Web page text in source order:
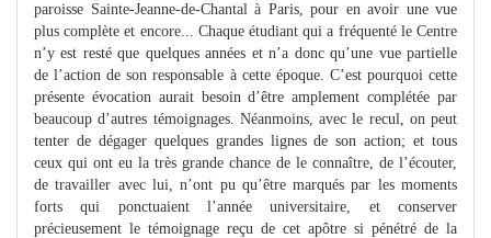
paroisse Sainte-Jeanne-de-Chantal à Paris, pour en avoir une vue
plus complète et encore... Chaque étudiant qui a fréquenté le Centre
n’y est resté que quelques années et n’a donc qu’une vue partielle
de l’action de son responsable à cette époque. C’est pourquoi cette
présente évocation aurait besoin d’être amplement complétée par
beaucoup d’autres témoignages. Néanmoins, avec le recul, on peut
tenter de dégager quelques grandes lignes de son action; et tous
ceux qui ont eu la très grande chance de le connaître, de l’écouter,
de travailler avec lui, n’ont pu qu’être marqués par les moments
forts qui ponctuaient l’année universitaire, et conserver
précieusement le témoignage reçu de cet apôtre si pénétré de la